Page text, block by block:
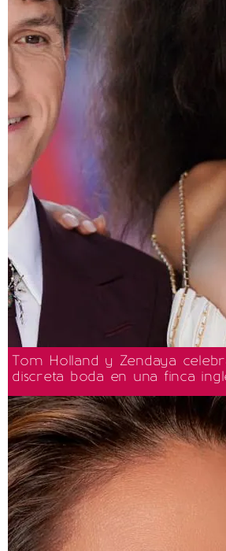
Tom Holland y Zendaya
discreta boda en una finca